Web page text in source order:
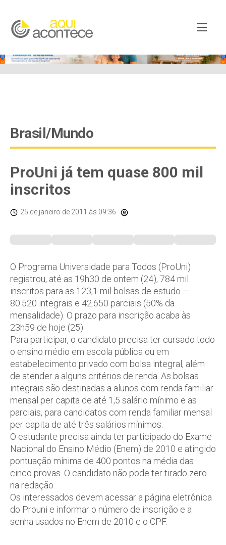
Xy8lpYSLnxw-AX8 google-site-verification:
googleb82de9a22cec23e8.html
Brasil/Mundo
ProUni já tem quase 800 mil
inscritos
25 de janeiro de 2011 às 09:36
O Programa Universidade para Todos (ProUni)
registrou, até as 19h30 de ontem (24), 784 mil
inscritos para as 123,1 mil bolsas de estudo —
80.520 integrais e 42.650 parciais (50% da
mensalidade). O prazo para inscrição acaba às
23h59 de hoje (25).
Para participar, o candidato precisa ter cursado todo
o ensino médio em escola pública ou em
estabelecimento privado com bolsa integral, além
de atender a alguns critérios de renda. As bolsas
integrais são destinadas a alunos com renda familiar
mensal per capita de até 1,5 salário mínimo e as
parciais, para candidatos com renda familiar mensal
per capita de até três salários mínimos.
O estudante precisa ainda ter participado do Exame
Nacional do Ensino Médio (Enem) de 2010 e atingido
pontuação mínima de 400 pontos na média das
cinco provas. O candidato não pode ter tirado zero
na redação.
Os interessados devem acessar a página eletrônica
do Prouni e informar o número de inscrição e a
senha usados no Enem de 2010 e o CPF.